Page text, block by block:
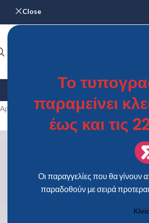
Close
Το
παραμείνει
έως και τις
Οι παραγγελίες που θα γίνουν
παραδοθούν με σειρά
ΑΡΧΙΚΉ ΓΆΜΟΣ &
Αρχική σελίδα/Προϊόντα με ετικέτα